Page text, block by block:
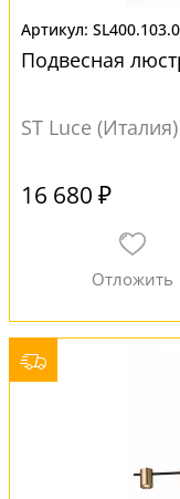
Подвесная
ST Luce (Италия)
16 680 ₽